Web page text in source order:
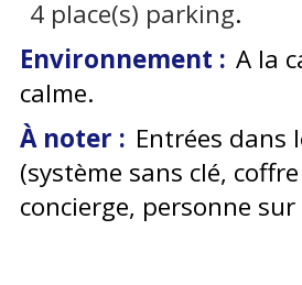
4 place(s) parking
Environnement : A la
calme
À noter : Entrées dans
(système sans clé,
concierge, personne sur